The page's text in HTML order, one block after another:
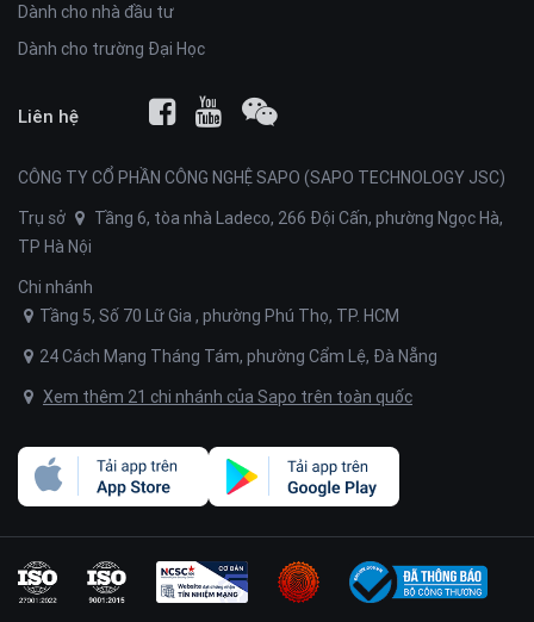
ngành nghề nào?
Mẫu theme website Udemy mang cấu hình đơn giản và có
thể dễ dàng thay đổi các nội dung, bố cục như: banner, màu
sắc, hình ảnh… Bạn có thể tùy thích chỉnh sửa để phù hợp
hơn với đa dạng các ngành nghề khác. Tuy nhiên, giao diện
này vẫn đặc biệt phù hợp với các lĩnh vực sau:
Bất động sản
Giáo dục
...
Với những ưu điểm tuyệt vời trên, Sapo Web hy vọng
để bạn nhanh chóng sở hữu cho mình một kênh website
online hiệu quả ngay hôm nay!
Dành cho nhà đầu tư
Dành cho trường Đại Học
Liên hệ
CÔNG TY CỔ PHẦN CÔNG NGHỆ SAPO (SAPO TECHNOLOGY JSC)
Trụ sở
Tầng 6, tòa nhà Ladeco, 266 Đội Cấn, phường Ngọc Hà,
TP Hà Nội
Chi nhánh
Tầng 5, Số 70 Lữ Gia , phường Phú Thọ, TP. HCM
24 Cách Mạng Tháng Tám, phường Cẩm Lệ, Đà Nẵng
Xem thêm 21 chi nhánh của Sapo trên toàn quốc